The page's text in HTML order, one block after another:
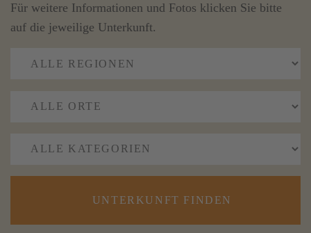
Für weitere Informationen und Fotos klicken Sie bitte
auf die jeweilige Unterkunft.
UNTERKUNFT FINDEN